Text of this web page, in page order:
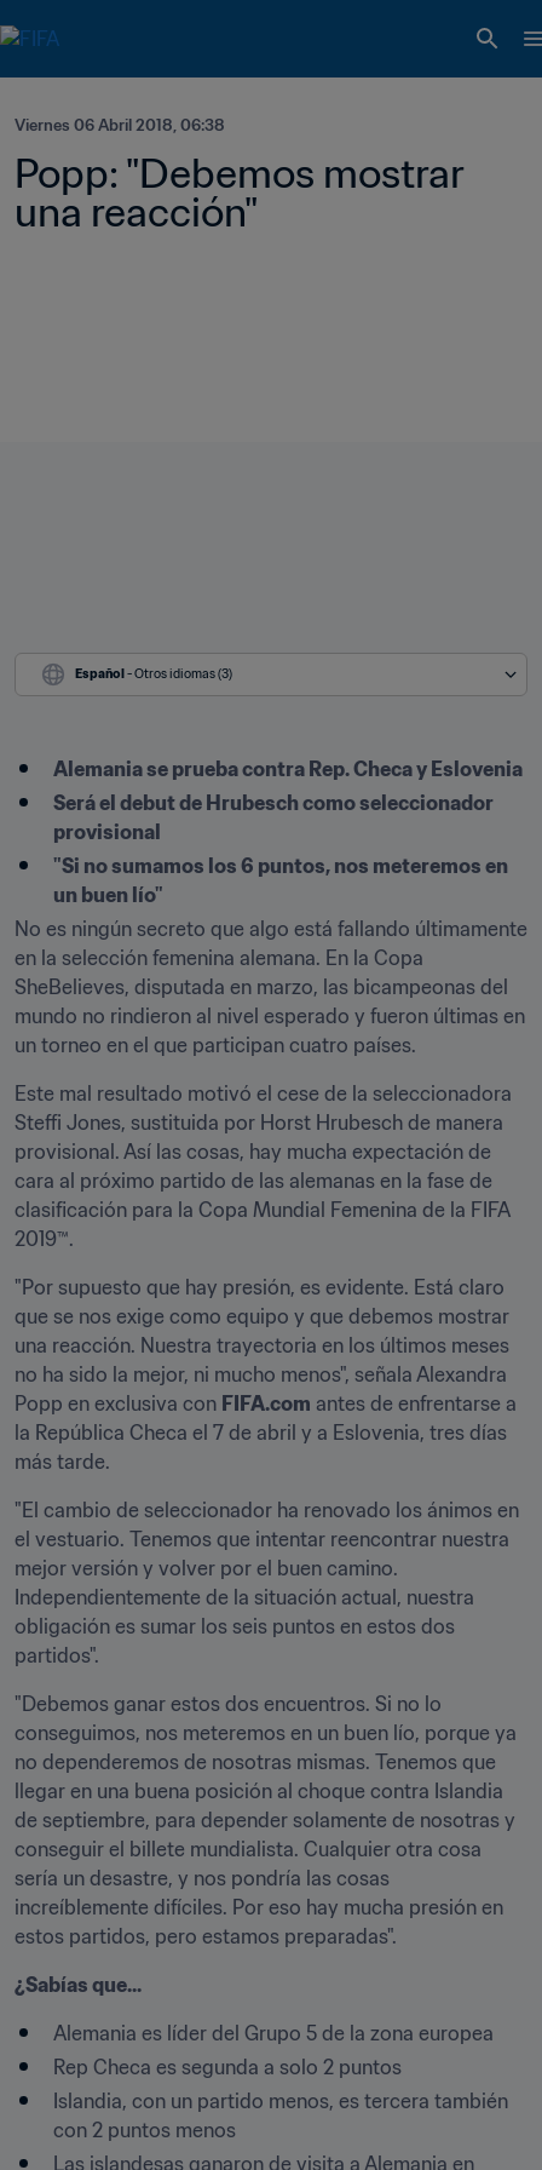
Viernes 06 Abril 2018, 06:38
Popp: "Debemos mostrar
una reacción"
Español - Otros idiomas (3)
Alemania se prueba contra Rep. Checa y Eslovenia
Será el debut de Hrubesch como seleccionador
provisional
"Si no sumamos los 6 puntos, nos meteremos en
un buen lío"
No es ningún secreto que algo está fallando últimamente
en la selección femenina alemana. En la Copa
SheBelieves, disputada en marzo, las bicampeonas del
mundo no rindieron al nivel esperado y fueron últimas en
un torneo en el que participan cuatro países.
Este mal resultado motivó el cese de la seleccionadora
Steffi Jones, sustituida por Horst Hrubesch de manera
provisional. Así las cosas, hay mucha expectación de
cara al próximo partido de las alemanas en la fase de
clasificación para la Copa Mundial Femenina de la FIFA
2019™.
"Por supuesto que hay presión, es evidente. Está claro
que se nos exige como equipo y que debemos mostrar
una reacción. Nuestra trayectoria en los últimos meses
no ha sido la mejor, ni mucho menos", señala Alexandra
Popp en exclusiva con FIFA.com antes de enfrentarse a
la República Checa el 7 de abril y a Eslovenia, tres días
más tarde.
"El cambio de seleccionador ha renovado los ánimos en
el vestuario. Tenemos que intentar reencontrar nuestra
mejor versión y volver por el buen camino.
Independientemente de la situación actual, nuestra
obligación es sumar los seis puntos en estos dos
partidos".
"Debemos ganar estos dos encuentros. Si no lo
conseguimos, nos meteremos en un buen lío, porque ya
no dependeremos de nosotras mismas. Tenemos que
llegar en una buena posición al choque contra Islandia
de septiembre, para depender solamente de nosotras y
conseguir el billete mundialista. Cualquier otra cosa
sería un desastre, y nos pondría las cosas
increíblemente difíciles. Por eso hay mucha presión en
estos partidos, pero estamos preparadas".
¿Sabías que...
Alemania es líder del Grupo 5 de la zona europea
Rep Checa es segunda a solo 2 puntos
Islandia, con un partido menos, es tercera también
con 2 puntos menos
Las islandesas ganaron de visita a Alemania en